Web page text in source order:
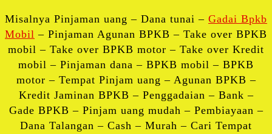
Misalnya Pinjaman uang – Dana tunai – Gadai Bpkb
Mobil – Pinjaman Agunan BPKB – Take over BPKB
mobil – Take over BPKB motor – Take over Kredit
mobil – Pinjaman dana – BPKB mobil – BPKB
motor – Tempat Pinjam uang – Agunan BPKB –
Kredit Jaminan BPKB – Penggadaian – Bank –
Gade BPKB – Pinjam uang mudah – Pembiayaan –
Dana Talangan – Cash – Murah – Cari Tempat